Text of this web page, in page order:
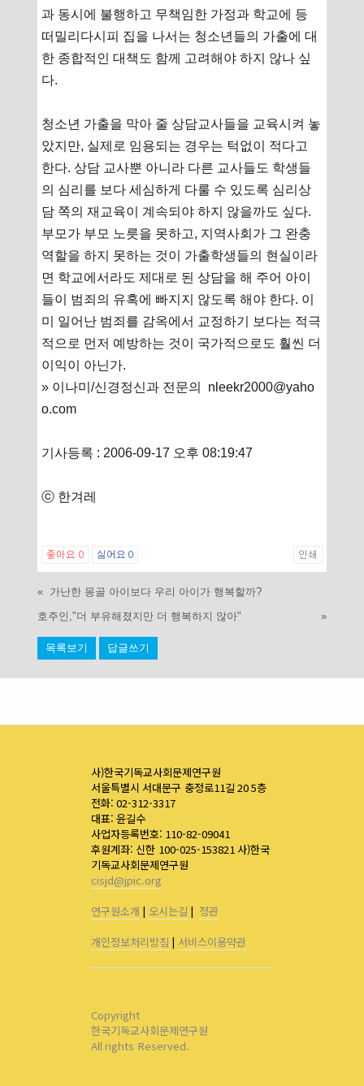
과 동시에 불행하고 무책임한 가정과 학교에 등
떠밀리다시피 집을 나서는 청소년들의 가출에 대
한 종합적인 대책도 함께 고려해야 하지 않나 싶
다.
청소년 가출을 막아 줄 상담교사들을 교육시켜 놓
았지만, 실제로 임용되는 경우는 턱없이 적다고
한다. 상담 교사뿐 아니라 다른 교사들도 학생들
의 심리를 보다 세심하게 다룰 수 있도록 심리상
담 쪽의 재교육이 계속되야 하지 않을까도 싶다.
부모가 부모 노릇을 못하고, 지역사회가 그 완충
역할을 하지 못하는 것이 가출학생들의 현실이라
면 학교에서라도 제대로 된 상담을 해 주어 아이
들이 범죄의 유혹에 빠지지 않도록 해야 한다. 이
미 일어난 범죄를 감옥에서 교정하기 보다는 적극
적으로 먼저 예방하는 것이 국가적으로도 훨씬 더
이익이 아닌가.
» 이나미/신경정신과 전문의 nleekr2000@yaho
o.com
기사등록 : 2006-09-17 오후 08:19:47
ⓒ 한겨레
좋아요 0 싫어요 0 인쇄
« 가난한 몽골 아이보다 우리 아이가 행복할까?
호주인,"더 부유해졌지만 더 행복하지 않아"
»
목록보기 답글쓰기
사)한국기독교사회문제연구원
서울특별시 서대문구 충정로11길 20 5층
전화: 02-312-3317
대표: 윤길수
사업자등록번호: 110-82-09041
후원계좌: 신한 100-025-153821 사)한국
기독교사회문제연구원
cisjd@jpic.org
연구원소개 | 오시는길 | 정관
개인정보처리방침 | 서비스이용약관
Copyright
한국기독교사회문제연구원
All rights Reserved.